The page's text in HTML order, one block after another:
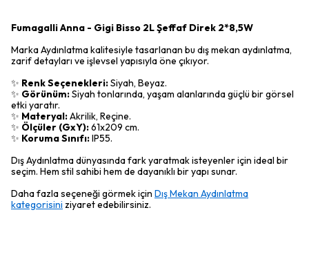
Fumagalli Anna - Gigi Bisso 2L Şeffaf Direk 2*8,5W
Marka Aydınlatma kalitesiyle tasarlanan bu dış mekan aydınlatma,
zarif detayları ve işlevsel yapısıyla öne çıkıyor.
✨ Renk Seçenekleri:Siyah, Beyaz.
✨ Görünüm:Siyah tonlarında, yaşam alanlarında güçlü bir görsel
etki yaratır.
✨ Materyal:Akrilik, Reçine.
✨ Ölçüler (GxY):61x209 cm.
✨ Koruma Sınıfı:IP55.
Dış Aydınlatma dünyasında fark yaratmak isteyenler için ideal bir
seçim. Hem stil sahibi hem de dayanıklı bir yapı sunar.
Daha fazla seçeneği görmek için Dış Mekan Aydınlatma
kategorisini ziyaret edebilirsiniz.